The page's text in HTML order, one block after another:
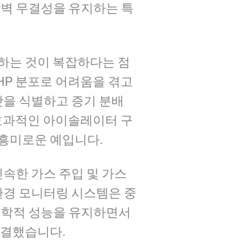
무결성을 유지하는 특
는 것이 복잡하다는 점
분포로 어려움을 겪고
식별하고 증기 분배
적인 아이솔레이터 구
미로운 예입니다.
한 가스 주입 및 가스
모니터링 시스템은 중
적 성능을 유지하면서
했습니다.